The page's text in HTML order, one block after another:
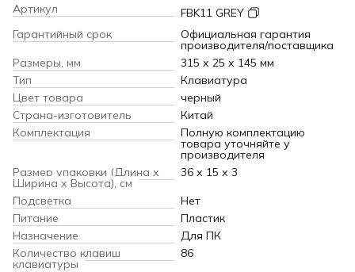
Артикул
FBK11 GREY
Гарантийный срок
Официальная гарантия
производителя/поставщика
Размеры, мм
315 х 25 х 145 мм
Тип
Клавиатура
Цвет товара
черный
Страна-изготовитель
Китай
Комплектация
Полную комплектацию
товара уточняйте у
производителя
Размер упаковки (Длина х
Ширина х Высота), см
36 х 15 х 3
Подсветка
Нет
Питание
Пластик
Назначение
Для ПК
Количество клавиш
клавиатуры
86